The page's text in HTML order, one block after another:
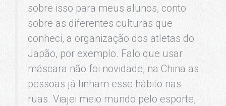
sobre isso para meus alunos, conto
sobre as diferentes culturas que
conheci, a organização dos atletas do
Japão, por exemplo. Falo que usar
máscara não foi novidade, na China as
pessoas já tinham esse hábito nas
ruas. Viajei meio mundo pelo esporte,